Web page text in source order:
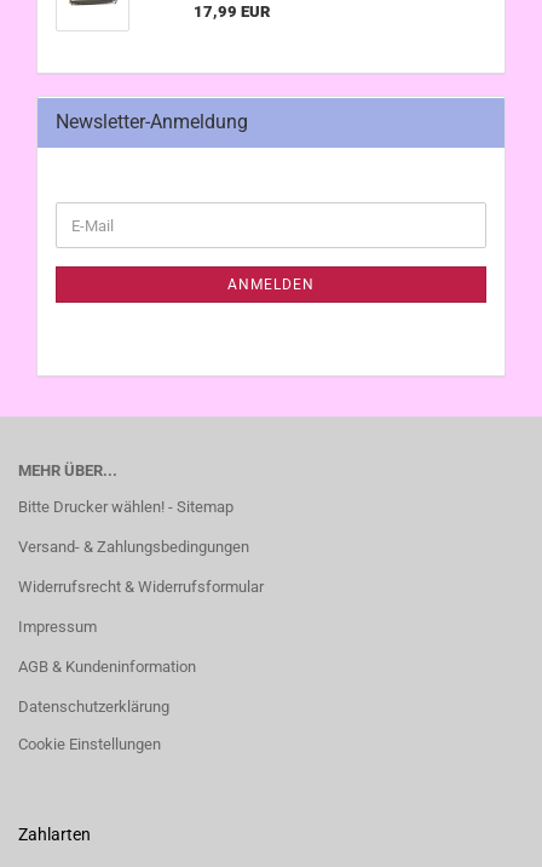
17,99 EUR
Newsletter-Anmeldung
ZUR
E-
Mail
ANMELDEN
MEHR ÜBER...
Bitte Drucker wählen! - Sitemap
Versand- & Zahlungsbedingungen
Widerrufsrecht & Widerrufsformular
Impressum
AGB & Kundeninformation
Datenschutzerklärung
Cookie Einstellungen
Zahlarten